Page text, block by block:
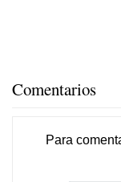
Comentarios
Para